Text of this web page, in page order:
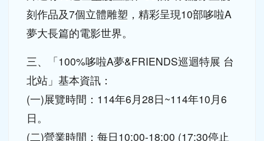
夢大長篇的電影世界。
三、「100%哆啦A夢&FRIENDS巡迴特展 台
北站」基本資訊：
(一)展覽時間：114年6月28日~114年10月6
日。
(二)營業時間：每日10:00-18:00 (17:30停止
售票入場)。